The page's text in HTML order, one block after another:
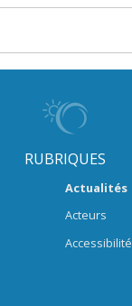
RUBRIQUES
Actualités
Acteurs
Accessibilité